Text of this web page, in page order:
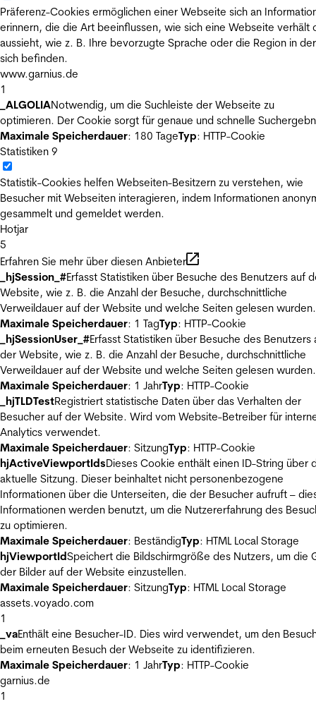
Präferenz-Cookies ermöglichen einer Webseite sich an
erinnern, die die Art beeinflussen, wie sich eine Webseite verhält
aussieht, wie z. B. Ihre bevorzugte Sprache oder die Region in
sich befinden.
www.garnius.de
1
_ALGOLIANotwendig, um die Suchleiste der Webseite zu
optimieren. Der Cookie sorgt für genaue und schnelle
Maximale Speicherdauer: 180 TageTyp: HTTP-Cookie
Statistiken 9
Statistik-Cookies helfen Webseiten-Besitzern zu verstehen, wie
Besucher mit Webseiten interagieren, indem Informationen
gesammelt und gemeldet werden.
Hotjar
5
Erfahren Sie mehr über diesen Anbieter
_hjSession_#Erfasst Statistiken über Besuche des Benutzers auf
Website, wie z. B. die Anzahl der Besuche, durchschnittliche
Verweildauer auf der Website und welche Seiten gelesen wurden.
Maximale Speicherdauer: 1 TagTyp: HTTP-Cookie
_hjSessionUser_#Erfasst Statistiken über Besuche des Benutzers
der Website, wie z. B. die Anzahl der Besuche, durchschnittliche
Verweildauer auf der Website und welche Seiten gelesen wurden.
Maximale Speicherdauer: 1 JahrTyp: HTTP-Cookie
_hjTLDTestRegistriert statistische Daten über das Verhalten der
Besucher auf der Website. Wird vom Website-Betreiber für
Analytics verwendet.
Maximale Speicherdauer: SitzungTyp: HTTP-Cookie
hjActiveViewportIdsDieses Cookie enthält einen ID-String über
aktuelle Sitzung. Dieser beinhaltet nicht personenbezogene
Informationen über die Unterseiten, die der Besucher aufruft –
Informationen werden benutzt, um die Nutzererfahrung des
zu optimieren.
Maximale Speicherdauer: BeständigTyp: HTML Local Storage
hjViewportIdSpeichert die Bildschirmgröße des Nutzers, um die
der Bilder auf der Website einzustellen.
Maximale Speicherdauer: SitzungTyp: HTML Local Storage
assets.voyado.com
1
_vaEnthält eine Besucher-ID. Dies wird verwendet, um den
beim erneuten Besuch der Webseite zu identifizieren.
Maximale Speicherdauer: 1 JahrTyp: HTTP-Cookie
garnius.de
1